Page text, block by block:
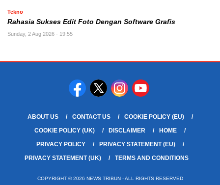
Tekno
Rahasia Sukses Edit Foto Dengan Software Grafis
Sunday, 2 Aug 2026 - 19:55
ABOUT US CONTACT US
COOKIE POLICY (EU)
COOKIE POLICY (UK)
DISCLAIMER
HOME
PRIVACY POLICY
PRIVACY STATEMENT (EU)
PRIVACY STATEMENT (UK)
TERMS AND CONDITIONS
COPYRIGHT © 2026 NEWS TRIBUN - ALL RIGHTS RESERVED